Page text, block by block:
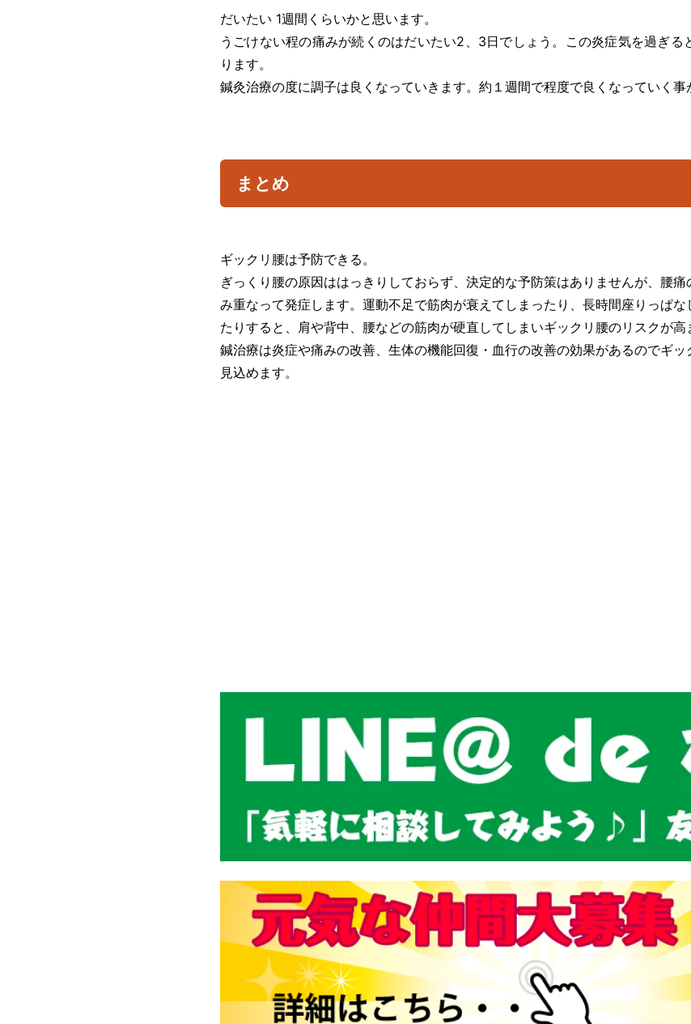
だいたい 1週間くらいかと思います。
うごけない程の痛みが続くのはだいたい2、3日でしょう。この炎症気を過ぎる
ります。
鍼灸治療の度に調子は良くなっていきます。約１週間で程度で良くなっていく事
まとめ
ギックリ腰は予防できる。
ぎっくり腰の原因ははっきりしておらず、決定的な予防策はありませんが、腰
み重なって発症します。運動不足で筋肉が衰えてしまったり、長時間座りっぱ
たりすると、肩や背中、腰などの筋肉が硬直してしまいギックリ腰のリスクが高
鍼治療は炎症や痛みの改善、生体の機能回復・血行の改善の効果があるのでギ
見込めます。